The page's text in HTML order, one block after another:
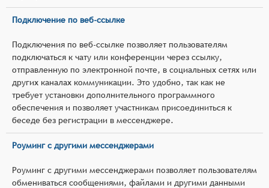
Подключение по веб-ссылке
Подключения по веб-ссылке позволяет пользователям
подключаться к чату или конференции через ссылку,
отправленную по электронной почте, в социальных сетях или
других каналах коммуникации. Это удобно, так как не
требует установки дополнительного программного
обеспечения и позволяет участникам присоединиться к
беседе без регистрации в мессенджере.
Роуминг с другими мессенджерами
Роуминг с другими мессенджерами позволяет пользователям
обмениваться сообщениями, файлами и другими данными